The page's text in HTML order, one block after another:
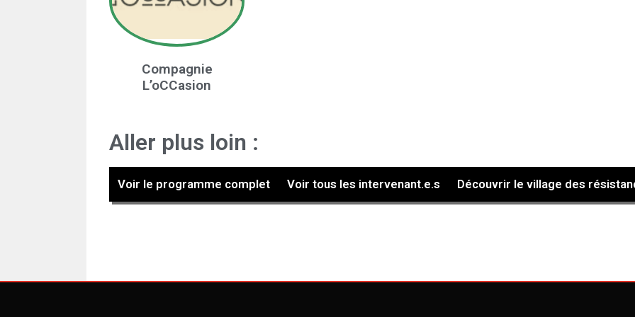
Compagnie
L’oCCasion
Aller plus loin :
Voir le programme complet Voir tous les intervenant.e.s Découvrir le village des